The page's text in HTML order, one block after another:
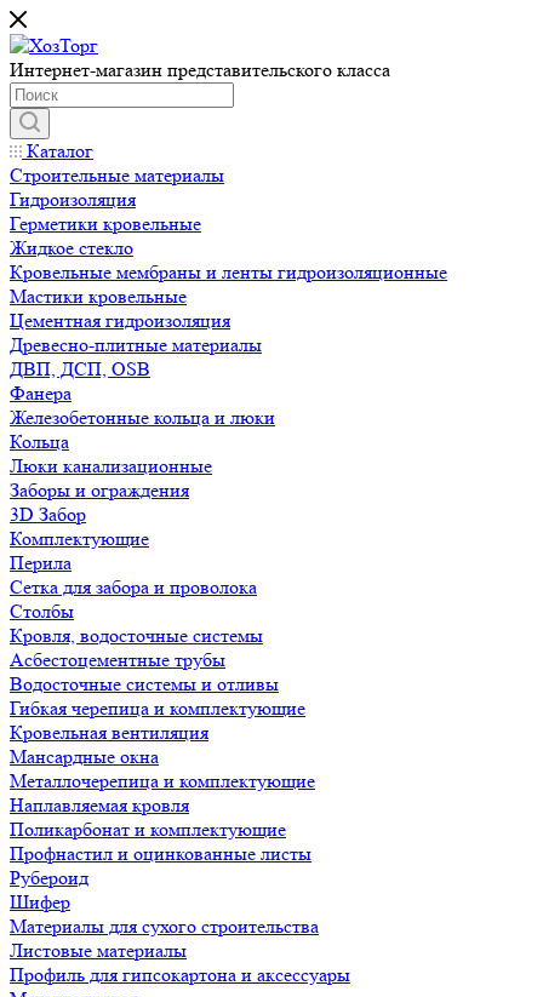
Интернет-магазин представительского класса
Каталог
Строительные материалы
Гидроизоляция
Герметики кровельные
Жидкое стекло
Кровельные мембраны и ленты гидроизоляционные
Мастики кровельные
Цементная гидроизоляция
Древесно-плитные материалы
ДВП, ДСП, OSB
Фанера
Железобетонные кольца и люки
Кольца
Люки канализационные
Заборы и ограждения
3D Забор
Комплектующие
Перила
Сетка для забора и проволока
Столбы
Кровля, водосточные системы
Асбестоцементные трубы
Водосточные системы и отливы
Гибкая черепица и комплектующие
Кровельная вентиляция
Мансардные окна
Металлочерепица и комплектующие
Наплавляемая кровля
Поликарбонат и комплектующие
Профнастил и оцинкованные листы
Рубероид
Шифер
Материалы для сухого строительства
Листовые материалы
Профиль для гипсокартона и аксессуары